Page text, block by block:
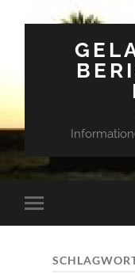
Mobile-
Menü